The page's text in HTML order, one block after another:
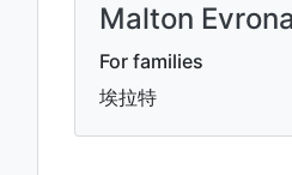
Malton Evrona
For families
埃拉特